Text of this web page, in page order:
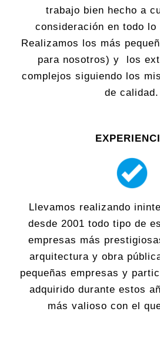
trabajo bien hecho a
consideración en todo lo
Realizamos los más
para nosotros) y los
complejos siguiendo los
de calidad.
Llevamos realizando
desde 2001 todo tipo de
empresas más
arquitectura y obra
pequeñas empresas y
adquirido durante estos
más valioso con el